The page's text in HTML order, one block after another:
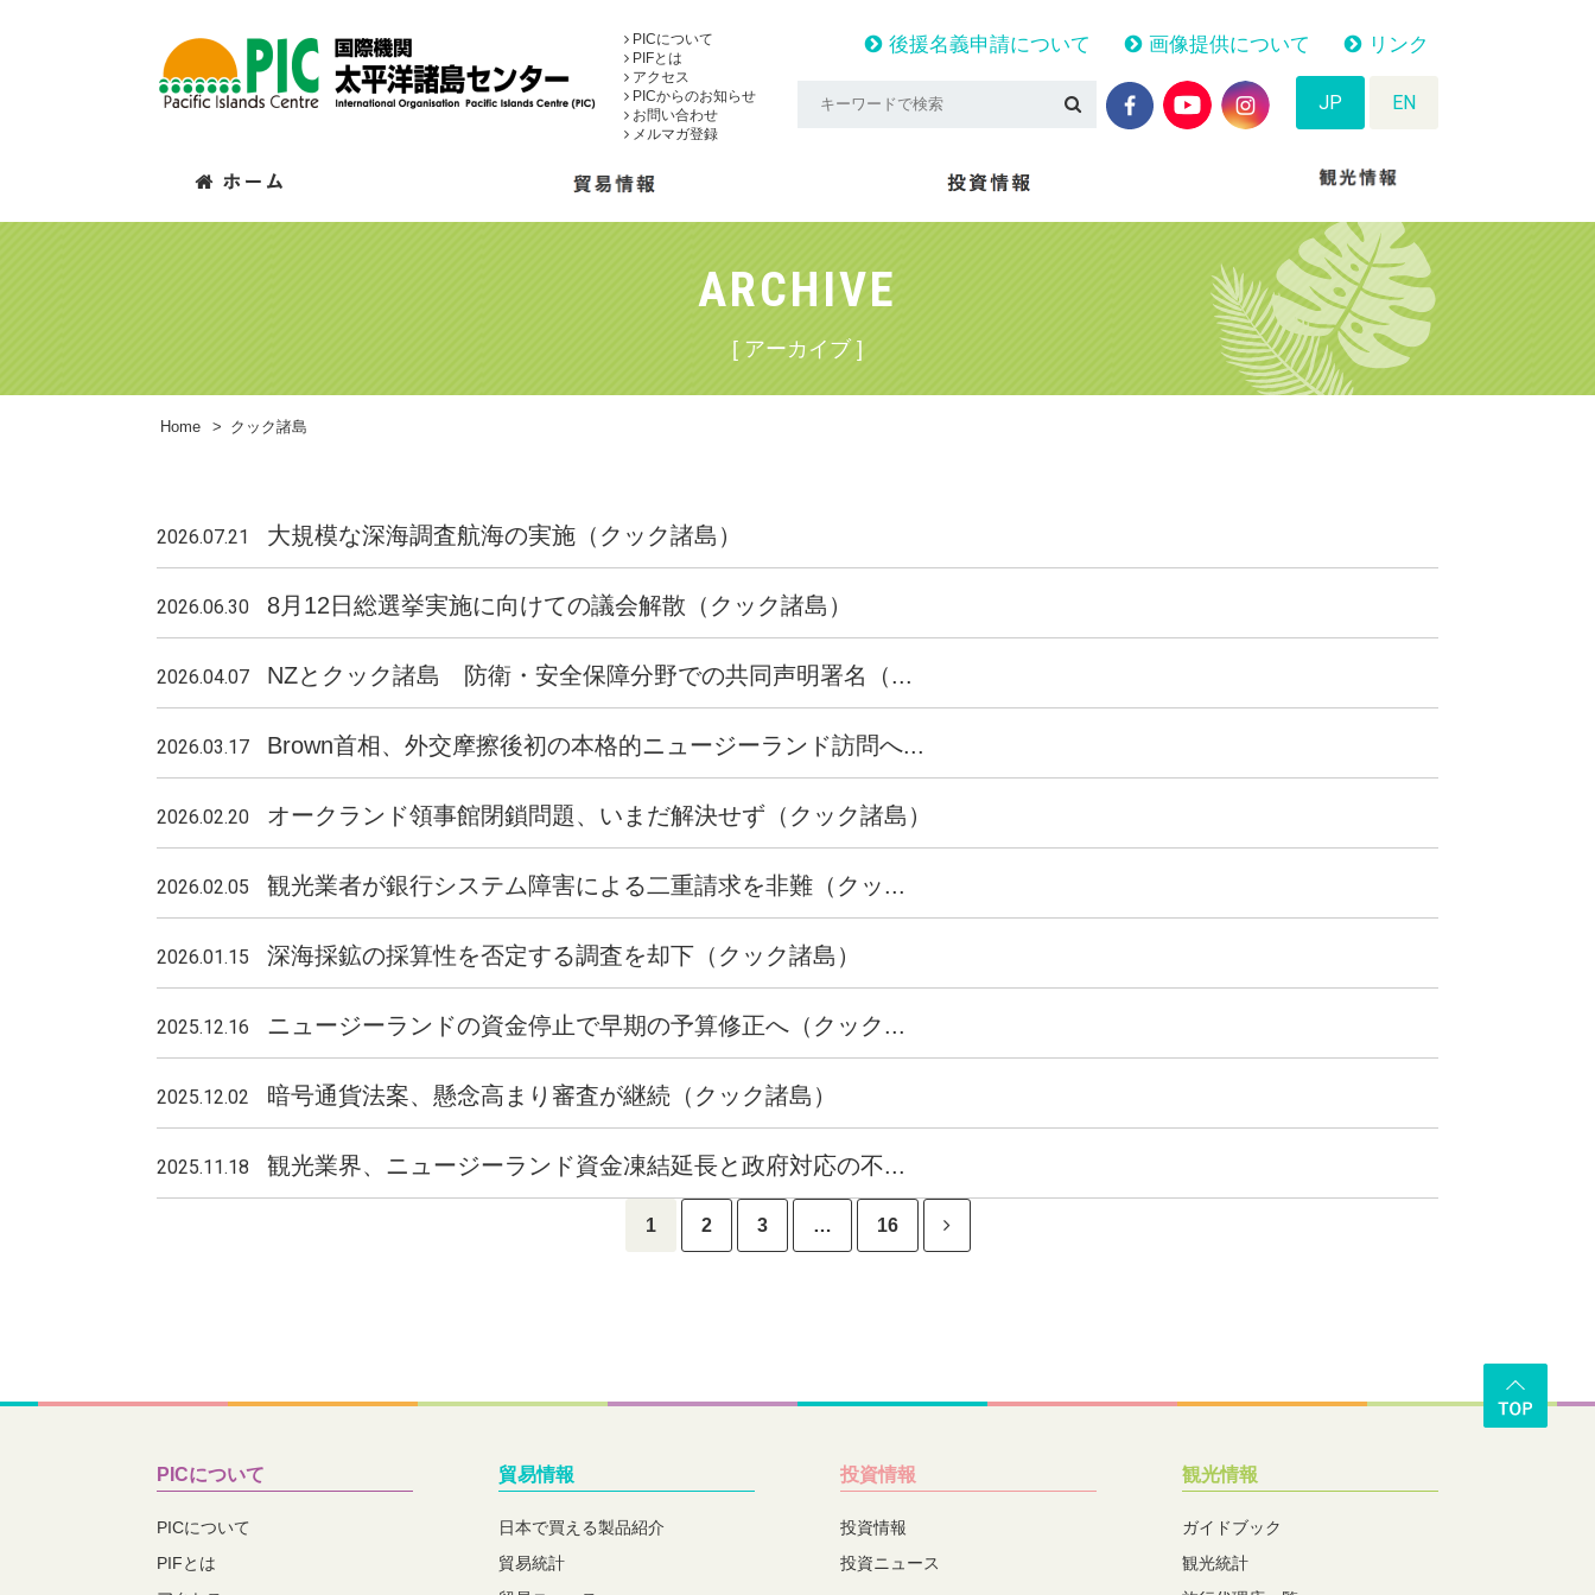
PICについて
PIFとは
アクセス
PICからのお知らせ
お問い合わせ
メルマガ登録
後援名義申請について 画像提供について リンク
JP EN
ARCHIVE
[ アーカイブ ]
Home > クック諸島
2026.07.21 大規模な深海調査航海の実施（クック諸島）
2026.06.30 8月12日総選挙実施に向けての議会解散（クック諸島）
2026.04.07 NZとクック諸島 防衛・安全保障分野での共同声明署名（...
2026.03.17 Brown首相、外交摩擦後初の本格的ニュージーランド訪問へ...
2026.02.20 オークランド領事館閉鎖問題、いまだ解決せず（クック諸島）
2026.02.05 観光業者が銀行システム障害による二重請求を非難（クッ...
2026.01.15 深海採鉱の採算性を否定する調査を却下（クック諸島）
2025.12.16 ニュージーランドの資金停止で早期の予算修正へ（クック...
2025.12.02 暗号通貨法案、懸念高まり審査が継続（クック諸島）
2025.11.18 観光業界、ニュージーランド資金凍結延長と政府対応の不...
1 2 3 … 16
PICについて
PICについて
PIFとは
貿易情報
日本で買える製品紹介
貿易統計
投資情報
投資情報
投資ニュース
観光情報
ガイドブック
観光統計